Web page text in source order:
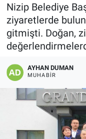
Nizip Belediye
ziyaretlerde
gitmişti. Doğan,
AYHAN DUMAN
MUHABIR